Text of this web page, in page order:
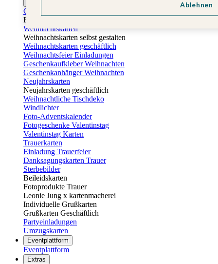
Osterkarten
Fotogeschenke zu Ostern
Weihnachtskarten
Weihnachtskarten selbst gestalten
Weihnachtskarten geschäftlich
Weihnachtsfeier Einladungen
Geschenkaufkleber Weihnachten
Geschenkanhänger Weihnachten
Neujahrskarten
Neujahrskarten geschäftlich
Weihnachtliche Tischdeko
Windlichter
Foto-Adventskalender
Fotogeschenke Valentinstag
Valentinstag Karten
Trauerkarten
Einladung Trauerfeier
Danksagungskarten Trauer
Sterbebilder
Beileidskarten
Fotoprodukte Trauer
Leonie Jung x kartenmacherei
Individuelle Grußkarten
Grußkarten Geschäftlich
Partyeinladungen
Umzugskarten
Eventplattform
Eventplattform
Extras
Ablehnen